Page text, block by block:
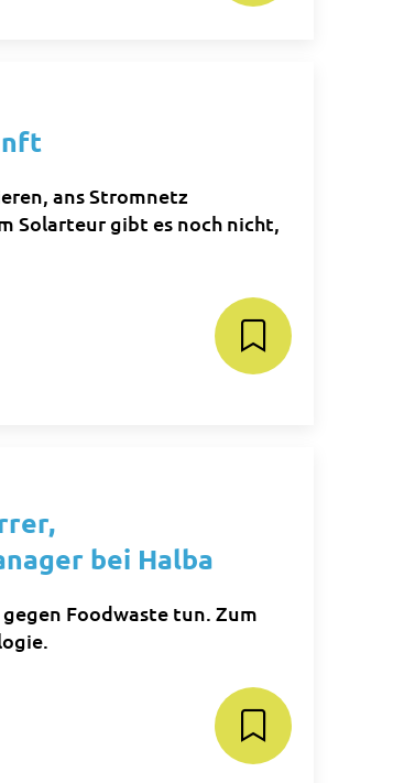
ans Stromnetz
Solarteur gibt es noch nicht,
bei Halba
Foodwaste tun. Zum